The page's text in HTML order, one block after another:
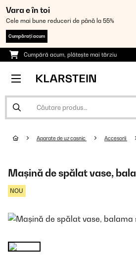
Vara e în toi
Cele mai bune reduceri de până la 55%
Cumpărați acum
Cumpără acum, plătește mai târziu
Aparate de uz casnic Accesorii
Mașină de spălat vase,
NOU